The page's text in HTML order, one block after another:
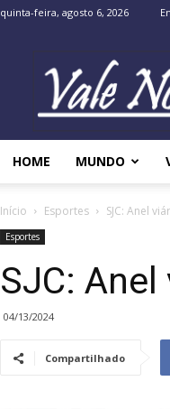
quinta-feira, agosto 6, 2026
HOME MUNDO
Início Esportes SJC: Anel
Esportes
SJC:
04/13/2024
Compartilhado